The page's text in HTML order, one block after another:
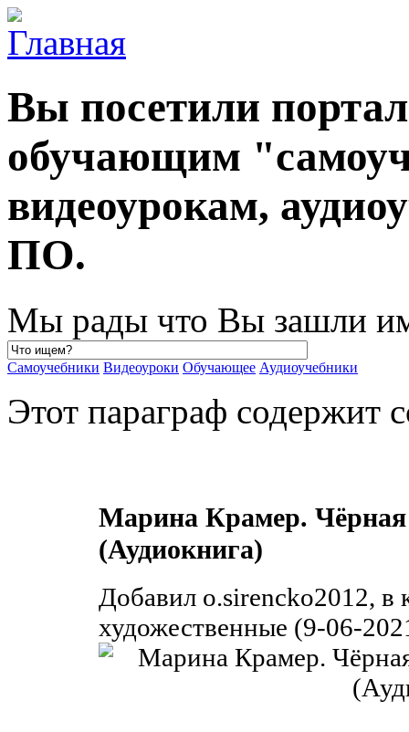
Вы посетили
обучающим
видеоурокам,
ПО.
Мы рады что Вы зашли
Самоучебники Видеоуроки Обучающее Аудиоучебники
Этот параграф содержит
Марина Крамер.
(Аудиокнига)
Добавил o.sirencko2012, в
художественные (9-06-